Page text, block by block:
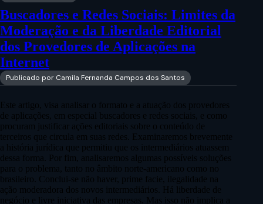
Buscadores e Redes Sociais: Limites da
Moderação e da Liberdade Editorial
dos Provedores de Aplicações na
Internet
Publicado por Camila Fernanda Campos dos Santos
Este artigo, visa analisar o formato e a atuação dos provedores
de aplicações, em especial buscadores e redes sociais, e como
procuram justificar ações editoriais sobre o conteúdo de
terceiros que circula em suas redes. Examinaremos brevemente
a história jurídica que permitiu que os intermediários atuassem
dessa forma. Por fim, analisaremos algumas possíveis soluções
para o problema, tanto no âmbito norte-americano como no
brasileiro. Conclui-se não haver, prime facie, ilegalidade na
ação moderadora dos novos intermediários. Há liberdade de
negócio e livre iniciativa das empresas. Mas isso não implica a